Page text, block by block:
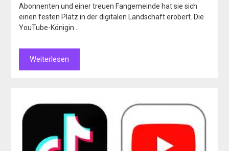
Abonnenten und einer treuen Fangemeinde hat sie sich
einen festen Platz in der digitalen Landschaft erobert. Die
YouTube-Königin…
Weiterlesen